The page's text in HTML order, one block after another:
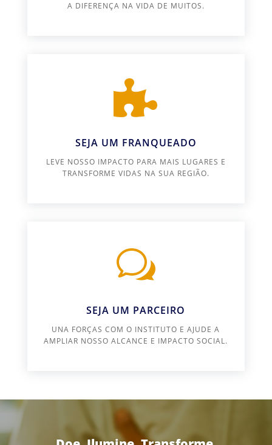
A DIFERENÇA NA VIDA DE MUITOS.

SEJA UM FRANQUEADO
LEVE NOSSO IMPACTO PARA MAIS LUGARES E
TRANSFORME VIDAS NA SUA REGIÃO.
w
SEJA UM PARCEIRO
UNA FORÇAS COM O INSTITUTO E AJUDE A
AMPLIAR NOSSO ALCANCE E IMPACTO SOCIAL.